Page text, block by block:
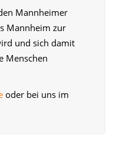
Mannheimer
Mannheim zur
und sich damit
Menschen
oder bei uns im